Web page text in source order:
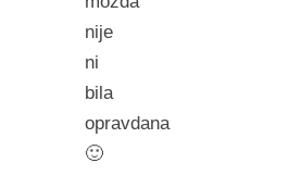
nije
ni
bila
opravdana
🙂